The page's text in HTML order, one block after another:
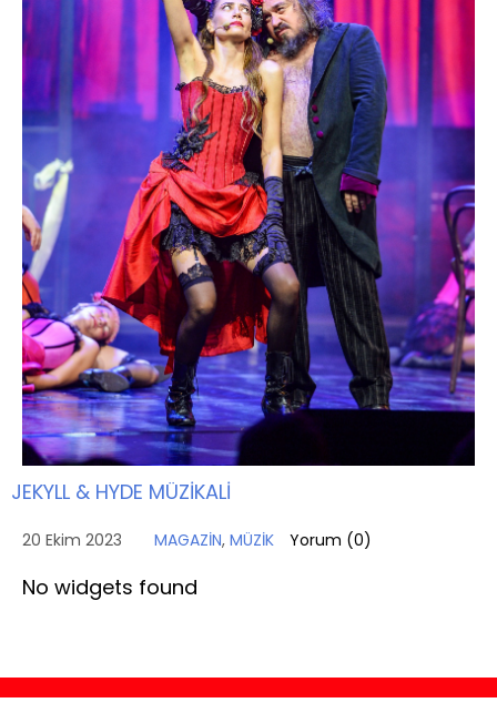
JEKYLL & HYDE MÜZİKALİ
20 Ekim 2023 MAGAZİN, MÜZİK Yorum (0)
No widgets found